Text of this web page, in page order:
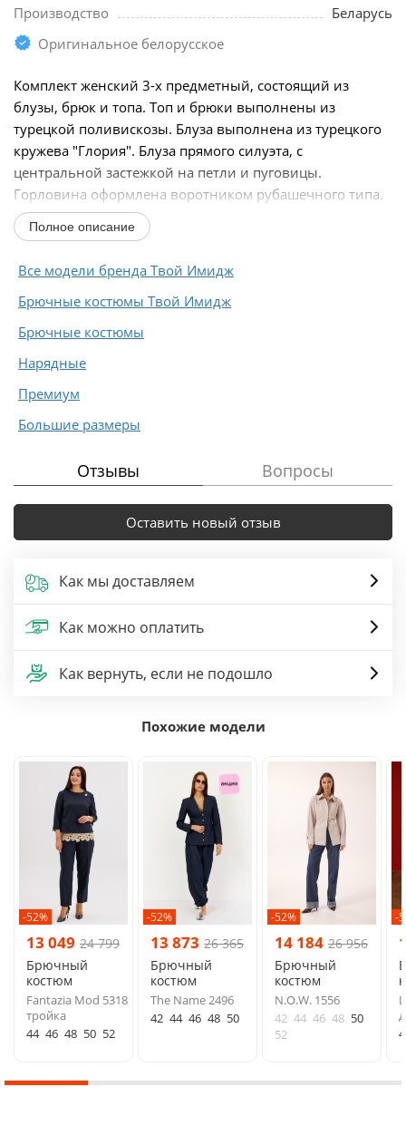
Производство
Беларусь
Оригинальное белорусское
Комплект женский 3-х предметный, состоящий из
блузы, брюк и топа. Топ и брюки выполнены из
турецкой поливискозы. Блуза выполнена из турецкого
кружева "Глория". Блуза прямого силуэта, с
центральной застежкой на петли и пуговицы.
Горловина оформлена воротником рубашечного типа.
Рукава втачные...
Полное описание
Все модели бренда Твой Имидж
Брючные костюмы Твой Имидж
Брючные костюмы
Нарядные
Премиум
Большие размеры
Отзывы Вопросы
Оставить новый отзыв
Как мы доставляем
Как можно оплатить
Как вернуть, если не подошло
Похожие модели
-52%
13 049 24 799
Брючный
костюм
Fantazia Mod 5318
тройка
44 46 48 50 52
-52%
13 873 26 365
Брючный
костюм
The Name 2496
42 44 46 48 50
-52%
14 184 26 956
Брючный
костюм
N.O.W. 1556
42 44 46 48 50
52
-